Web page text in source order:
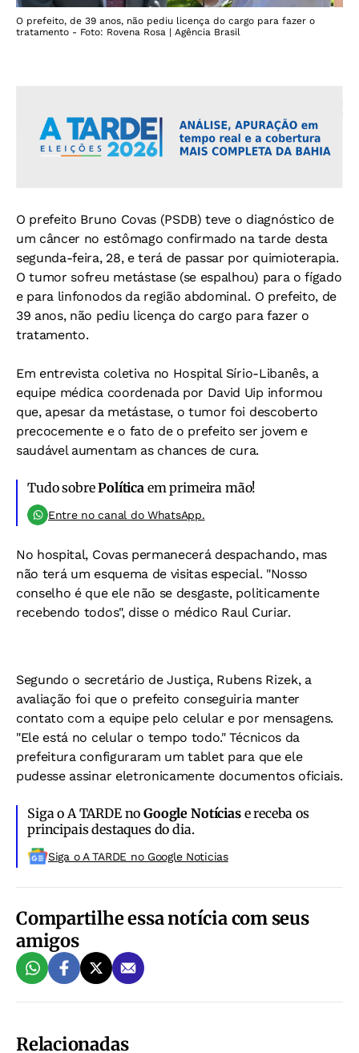
O prefeito, de 39 anos, não pediu licença do cargo para fazer o
tratamento - Foto: Rovena Rosa | Agência Brasil
O prefeito Bruno Covas (PSDB) teve o diagnóstico de
um câncer no estômago confirmado na tarde desta
segunda-feira, 28, e terá de passar por quimioterapia.
O tumor sofreu metástase (se espalhou) para o fígado
e para linfonodos da região abdominal. O prefeito, de
39 anos, não pediu licença do cargo para fazer o
tratamento.
Em entrevista coletiva no Hospital Sírio-Libanês, a
equipe médica coordenada por David Uip informou
que, apesar da metástase, o tumor foi descoberto
precocemente e o fato de o prefeito ser jovem e
saudável aumentam as chances de cura.
Tudo sobrePolítica em primeira mão!
Entre no canal do WhatsApp.
No hospital, Covas permanecerá despachando, mas
não terá um esquema de visitas especial. "Nosso
conselho é que ele não se desgaste, politicamente
recebendo todos", disse o médico Raul Curiar.
Segundo o secretário de Justiça, Rubens Rizek, a
avaliação foi que o prefeito conseguiria manter
contato com a equipe pelo celular e por mensagens.
"Ele está no celular o tempo todo." Técnicos da
prefeitura configuraram um tablet para que ele
pudesse assinar eletronicamente documentos oficiais.
Siga o A TARDE noGoogle Notíciase receba os
principais destaques do dia.
Siga o A TARDE no Google Noticias
Compartilhe essa notícia com seus
amigos
Relacionadas